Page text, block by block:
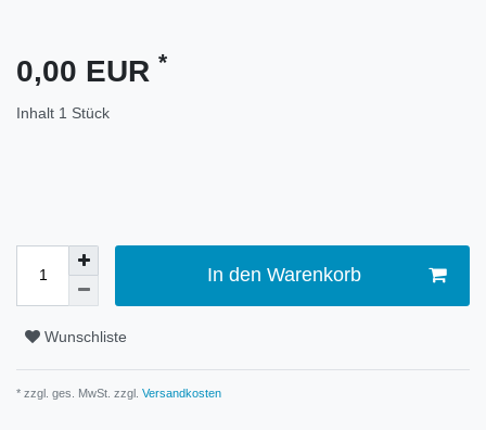
0,00 EUR *
Inhalt 1 Stück
In den Warenkorb
Wunschliste
* zzgl. ges. MwSt. zzgl. Versandkosten